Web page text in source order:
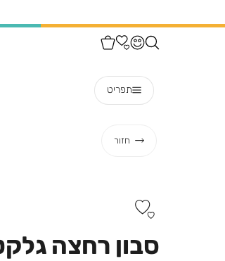
תפריט
חזור
סבון רחצה